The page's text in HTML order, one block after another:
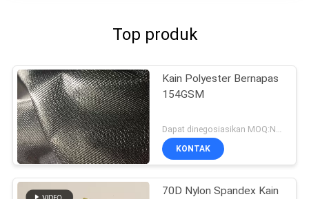
Top produk
Kain Polyester Bernapas
154GSM
KONTAK
70D Nylon Spandex Kain